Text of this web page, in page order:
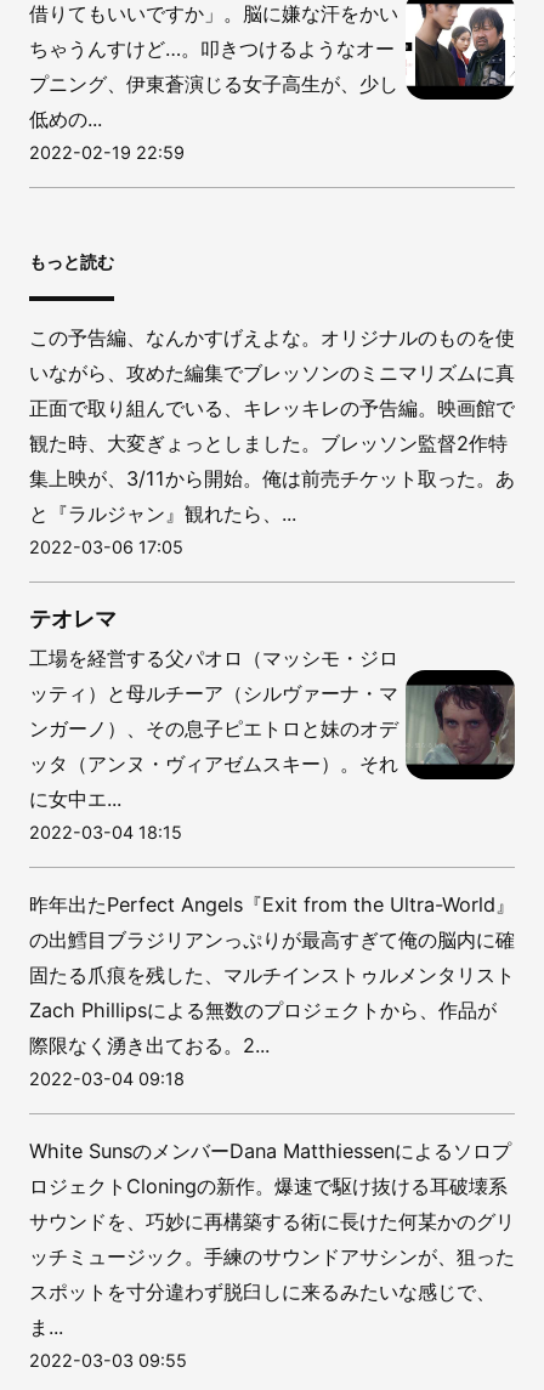
借りてもいいですか」。脳に嫌な汗をかい
ちゃうんすけど…。叩きつけるようなオー
プニング、伊東蒼演じる女子高生が、少し
低めの...
2022-02-19 22:59
もっと読む
この予告編、なんかすげえよな。オリジナルのものを使
いながら、攻めた編集でブレッソンのミニマリズムに真
正面で取り組んでいる、キレッキレの予告編。映画館で
観た時、大変ぎょっとしました。ブレッソン監督2作特
集上映が、3/11から開始。俺は前売チケット取った。あ
と『ラルジャン』観れたら、...
2022-03-06 17:05
テオレマ
工場を経営する父パオロ（マッシモ・ジロ
ッティ）と母ルチーア（シルヴァーナ・マ
ンガーノ）、その息子ピエトロと妹のオデ
ッタ（アンヌ・ヴィアゼムスキー）。それ
に女中エ...
2022-03-04 18:15
昨年出たPerfect Angels『Exit from the Ultra​-​World』
の出鱈目ブラジリアンっぷりが最高すぎて俺の脳内に確
固たる爪痕を残した、マルチインストゥルメンタリスト
Zach Phillipsによる無数のプロジェクトから、作品が
際限なく湧き出ておる。2...
2022-03-04 09:18
White SunsのメンバーDana Matthiessenによるソロプ
ロジェクトCloningの新作。爆速で駆け抜ける耳破壊系
サウンドを、巧妙に再構築する術に長けた何某かのグリ
ッチミュージック。手練のサウンドアサシンが、狙った
スポットを寸分違わず脱臼しに来るみたいな感じで、
ま...
2022-03-03 09:55